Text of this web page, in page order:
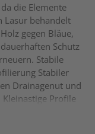
die Elemente
Lasur behandelt
gegen Bläue,
Schutz
Stabile
Stabiler
Drainagenut und
Profile
Leisten 10 x 40
mm Alle